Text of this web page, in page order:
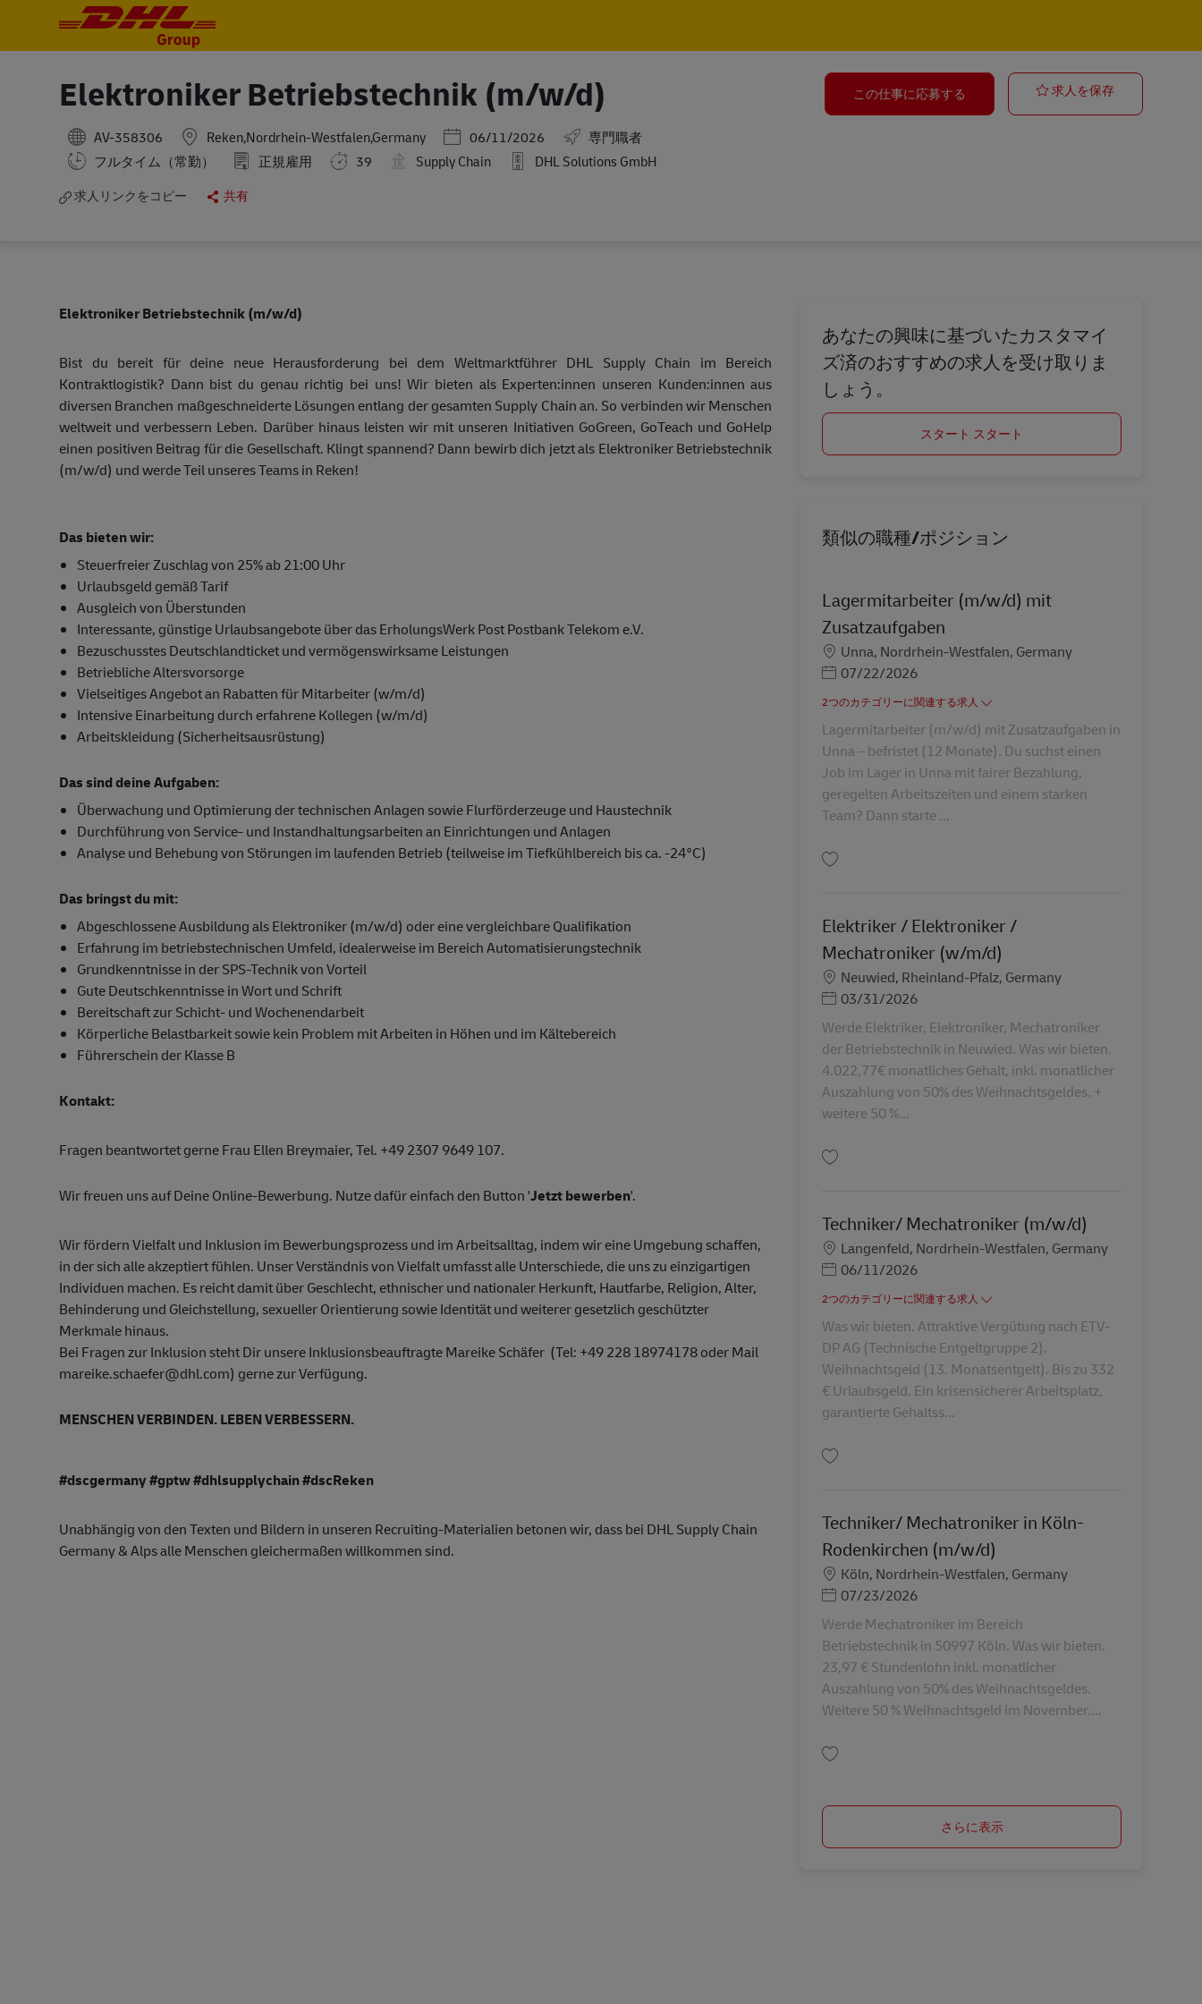
Elektroniker Betriebstechnik (m/w/d)
AV-358306 Reken,Nordrhein-Westfalen,Germany Posted Date
06/11/2026
専門職者
フルタイム（常勤）
正規雇用 39 Supply Chain DHL Solutions GmbH
求人リンクをコピー 共有
この仕事に応募する 求人を保存
Elektroniker Betriebstechnik (m/w/d)
Bist du bereit für deine neue Herausforderung bei dem Weltmarktführer DHL Supply Chain im Bereich
Kontraktlogistik? Dann bist du genau richtig bei uns! Wir bieten als Experten:innen unseren Kunden:innen aus
diversen Branchen maßgeschneiderte Lösungen entlang der gesamten Supply Chain an. So verbinden wir Menschen
weltweit und verbessern Leben. Darüber hinaus leisten wir mit unseren Initiativen GoGreen, GoTeach und GoHelp
einen positiven Beitrag für die Gesellschaft. Klingt spannend? Dann bewirb dich jetzt als Elektroniker Betriebstechnik
(m/w/d) und werde Teil unseres Teams in Reken!
Das bieten wir:
Steuerfreier Zuschlag von 25% ab 21:00 Uhr
Urlaubsgeld gemäß Tarif
Ausgleich von Überstunden
Interessante, günstige Urlaubsangebote über das ErholungsWerk Post Postbank Telekom e.V.
Bezuschusstes Deutschlandticket und vermögenswirksame Leistungen
Betriebliche Altersvorsorge
Vielseitiges Angebot an Rabatten für Mitarbeiter (w/m/d)
Intensive Einarbeitung durch erfahrene Kollegen (w/m/d)
Arbeitskleidung (Sicherheitsausrüstung)
Das sind deine Aufgaben:
Überwachung und Optimierung der technischen Anlagen sowie Flurförderzeuge und Haustechnik
Durchführung von Service- und Instandhaltungsarbeiten an Einrichtungen und Anlagen
Analyse und Behebung von Störungen im laufenden Betrieb (teilweise im Tiefkühlbereich bis ca. -24°C)
Das bringst du mit:
Abgeschlossene Ausbildung als Elektroniker (m/w/d) oder eine vergleichbare Qualifikation
Erfahrung im betriebstechnischen Umfeld, idealerweise im Bereich Automatisierungstechnik
Grundkenntnisse in der SPS-Technik von Vorteil
Gute Deutschkenntnisse in Wort und Schrift
Bereitschaft zur Schicht- und Wochenendarbeit
Körperliche Belastbarkeit sowie kein Problem mit Arbeiten in Höhen und im Kältebereich
Führerschein der Klasse B
Kontakt:
Fragen beantwortet gerne Frau Ellen Breymaier, Tel. +49 2307 9649 107.
Wir freuen uns auf Deine Online-Bewerbung. Nutze dafür einfach den Button 'Jetzt bewerben'.
Wir fördern Vielfalt und Inklusion im Bewerbungsprozess und im Arbeitsalltag, indem wir eine Umgebung schaffen,
in der sich alle akzeptiert fühlen. Unser Verständnis von Vielfalt umfasst alle Unterschiede, die uns zu einzigartigen
Individuen machen. Es reicht damit über Geschlecht, ethnischer und nationaler Herkunft, Hautfarbe, Religion, Alter,
Behinderung und Gleichstellung, sexueller Orientierung sowie Identität und weiterer gesetzlich geschützter
Merkmale hinaus.
Bei Fragen zur Inklusion steht Dir unsere Inklusionsbeauftragte Mareike Schäfer (Tel: +49 228 18974178 oder Mail
mareike.schaefer@dhl.com) gerne zur Verfügung.
MENSCHEN VERBINDEN. LEBEN VERBESSERN.
#dscgermany #gptw #dhlsupplychain #dscReken
Unabhängig von den Texten und Bildern in unseren Recruiting-Materialien betonen wir, dass bei DHL Supply Chain
Germany & Alps alle Menschen gleichermaßen willkommen sind.
あなたの興味に基づいたカスタマイ
ズ済のおすすめの求人を受け取りま
しょう。
スタート スタート
類似の職種/ポジション
Lagermitarbeiter (m/w/d) mit
Zusatzaufgaben
勤務地
Unna, Nordrhein-Westfalen, Germany
Posted Date
07/22/2026
2つのカテゴリーに関連する求人
Lagermitarbeiter (m/w/d) mit Zusatzaufgaben in
Unna – befristet (12 Monate). Du suchst einen
Job im Lager in Unna mit fairer Bezahlung,
geregelten Arbeitszeiten und einem starken
Team? Dann starte ...
Elektriker / Elektroniker /
Mechatroniker (w/m/d)
勤務地
Neuwied, Rheinland-Pfalz, Germany
Posted Date
03/31/2026
Werde Elektriker, Elektroniker, Mechatroniker
der Betriebstechnik in Neuwied. Was wir bieten.
4.022,77€ monatliches Gehalt, inkl. monatlicher
Auszahlung von 50% des Weihnachtsgeldes. +
weitere 50 %...
Techniker/ Mechatroniker (m/w/d)
勤務地
Langenfeld, Nordrhein-Westfalen, Germany
Posted Date
06/11/2026
2つのカテゴリーに関連する求人
Was wir bieten. Attraktive Vergütung nach ETV-
DP AG (Technische Entgeltgruppe 2).
Weihnachtsgeld (13. Monatsentgelt). Bis zu 332
€ Urlaubsgeld. Ein krisensicherer Arbeitsplatz,
garantierte Gehaltss...
Techniker/ Mechatroniker in Köln-
Rodenkirchen (m/w/d)
勤務地
Köln, Nordrhein-Westfalen, Germany
Posted Date
07/23/2026
Werde Mechatroniker im Bereich
Betriebstechnik in 50997 Köln. Was wir bieten.
23,97 € Stundenlohn inkl. monatlicher
Auszahlung von 50% des Weihnachtsgeldes.
Weitere 50 % Weihnachtsgeld im November....
さらに表示